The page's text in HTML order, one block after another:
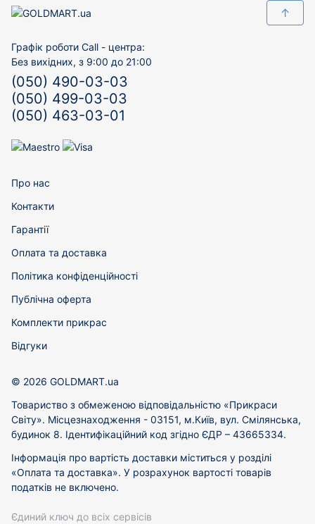
↑
Графік роботи Call - центра:
Без вихідних, з 9:00 до 21:00
(050) 490-03-03
(050) 499-03-03
(050) 463-03-01
Про нас
Контакти
Гарантії
Оплата та доставка
Політика конфіденційності
Публічна оферта
Комплекти прикрас
Відгуки
© 2026 GOLDMART.ua
Товариство з обмеженою відповідальністю «Прикраси
Світу». Місцезнаходження - 03151, м.Київ, вул. Смілянська,
будинок 8. Ідентифікаційний код згідно ЄДР – 43665334.
Інформація про вартість доставки міститься у розділі
«Оплата та доставка». У розрахунок вартості товарів
податків не включено.
Єдиний ключ до всіх сервісів